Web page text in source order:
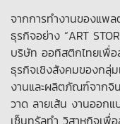
จากการทำงานของแพ
ธุรกิจอย่าง “ART
บริษัท ออทิสติกไทยเพื่
ธุรกิจเชิงสังคมของกลุ่
งานและผลิตภัณฑ์จากจิ
วาด ลายเส้น งานออก